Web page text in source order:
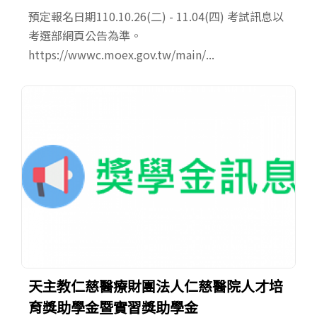
預定報名日期110.10.26(二) - 11.04(四) 考試訊息以
考選部網頁公告為準。
https://wwwc.moex.gov.tw/main/...
天主教仁慈醫療財團法人仁慈醫院人才培
育獎助學金暨實習獎助學金